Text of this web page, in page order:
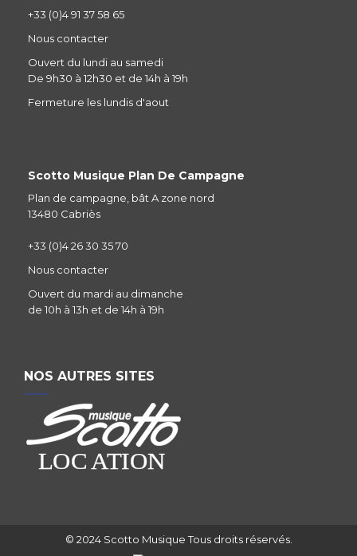
+33 (0)4 91 37 58 65
Nous contacter
Ouvert du lundi au samedi
De 9h30 à 12h30 et de 14h à 19h
Fermeture les lundis d'aout
Scotto Musique Plan De Campagne
Plan de campagne, bât A zone nord
13480 Cabriès
+33 (0)4 26 30 35 70
Nous contacter
Ouvert du mardi au dimanche
de 10h à 13h et de 14h à 19h
NOS AUTRES SITES
© 2024 Scotto Musique Tous droits réservés.